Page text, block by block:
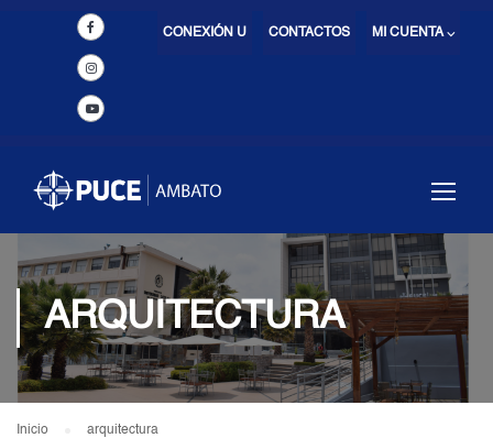
MI CUENTA ⌵
CONTACTOS
CONEXIÓN U
ARQUITECTURA
Inicio arquitectura